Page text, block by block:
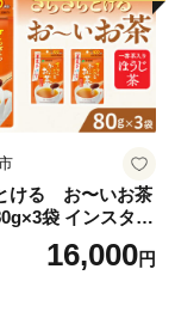
て総務大臣か
場合は、税制
ける お〜いお茶
袋 インスタン
粉末ほうじ茶 粉
お茶 粉末緑茶
16,000円